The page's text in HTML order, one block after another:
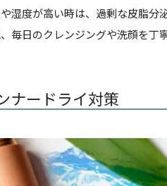
湿度が高い時は、過剰な皮脂分
毎日のクレンジングや洗顔を丁
ナードライ対策